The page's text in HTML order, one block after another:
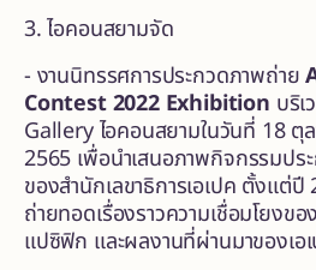
3. ไอคอนสยามจัด
- งานนิทรรศการประกวดภาพถ่าย
Contest 2022 Exhibition บริ
Gallery ไอคอนสยามในวันที่ 18
2565 เพื่อนำเสนอภาพกิจกรรมปร
ของสำนักเลขาธิการเอเปค ตั้งแต่
ถ่ายทอดเรื่องราวความเชื่อมโยงขอ
แปซิฟิก และผลงานที่ผ่านมาของเอ